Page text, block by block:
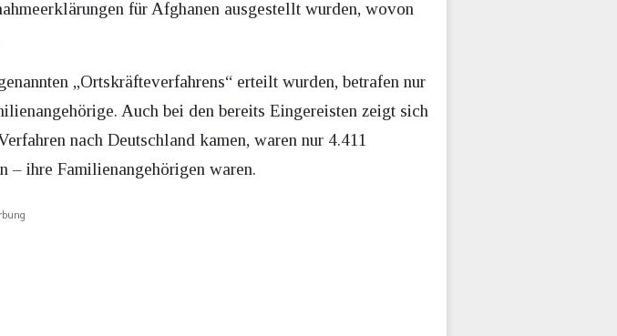
für Afghanen ausgestellt wurden, wovon
„Ortskräfteverfahrens“ erteilt wurden, betrafen nur
Auch bei den bereits Eingereisten zeigt sich
nach Deutschland kamen, waren nur 4.411
– ihre Familienangehörigen waren.